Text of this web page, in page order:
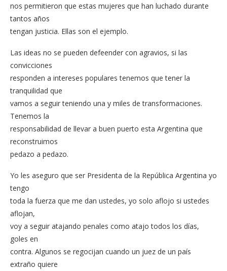
nos permitieron que estas mujeres que han luchado durante
tantos años
tengan justicia. Ellas son el ejemplo.
Las ideas no se pueden defeender con agravios, si las
convicciones
responden a intereses populares tenemos que tener la
tranquilidad que
vamos a seguir teniendo una y miles de transformaciones.
Tenemos la
responsabilidad de llevar a buen puerto esta Argentina que
reconstruimos
pedazo a pedazo.
Yo les aseguro que ser Presidenta de la República Argentina yo
tengo
toda la fuerza que me dan ustedes, yo solo aflojo si ustedes
aflojan,
voy a seguir atajando penales como atajo todos los días,
goles en
contra. Algunos se regocijan cuando un juez de un país
extraño quiere